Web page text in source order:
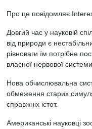
Про це повідомляє
Довгий час у науковій
від природи є
рівноваги їм потрібне
власної нервової системи.
Нова обчислювальна
обмеження старих
справжніх істот.
Американські науковці